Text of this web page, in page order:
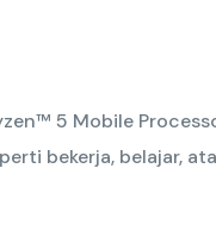
5 Mobile
bekerja, belajar,